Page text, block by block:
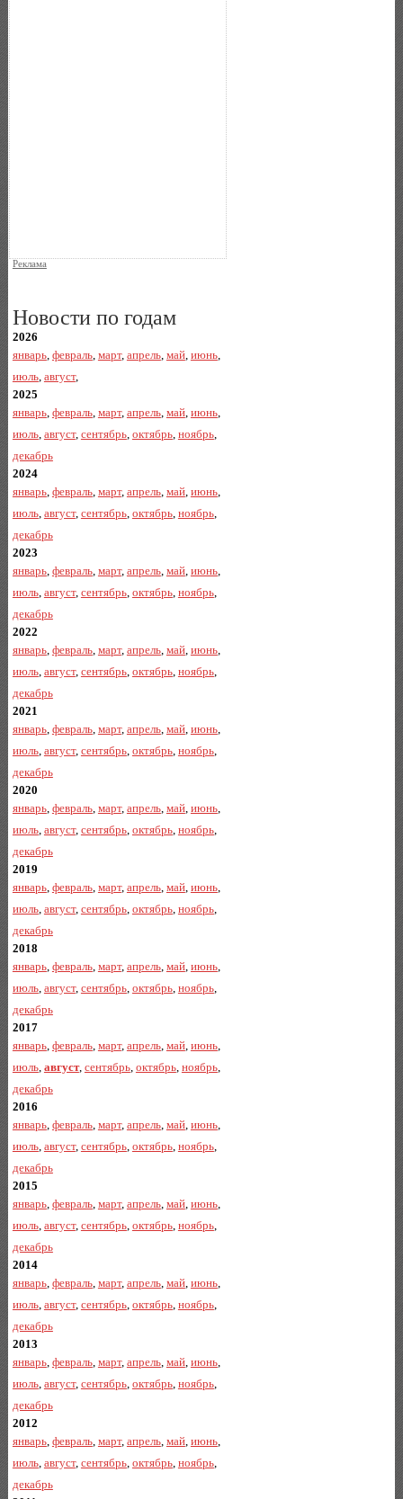
Реклама
Новости по годам
2026
январь, февраль, март, апрель, май, июнь,
июль, август,
2025
январь, февраль, март, апрель, май, июнь,
июль, август, сентябрь, октябрь, ноябрь,
декабрь
2024
январь, февраль, март, апрель, май, июнь,
июль, август, сентябрь, октябрь, ноябрь,
декабрь
2023
январь, февраль, март, апрель, май, июнь,
июль, август, сентябрь, октябрь, ноябрь,
декабрь
2022
январь, февраль, март, апрель, май, июнь,
июль, август, сентябрь, октябрь, ноябрь,
декабрь
2021
январь, февраль, март, апрель, май, июнь,
июль, август, сентябрь, октябрь, ноябрь,
декабрь
2020
январь, февраль, март, апрель, май, июнь,
июль, август, сентябрь, октябрь, ноябрь,
декабрь
2019
январь, февраль, март, апрель, май, июнь,
июль, август, сентябрь, октябрь, ноябрь,
декабрь
2018
январь, февраль, март, апрель, май, июнь,
июль, август, сентябрь, октябрь, ноябрь,
декабрь
2017
январь, февраль, март, апрель, май, июнь,
июль, август, сентябрь, октябрь, ноябрь,
декабрь
2016
январь, февраль, март, апрель, май, июнь,
июль, август, сентябрь, октябрь, ноябрь,
декабрь
2015
январь, февраль, март, апрель, май, июнь,
июль, август, сентябрь, октябрь, ноябрь,
декабрь
2014
январь, февраль, март, апрель, май, июнь,
июль, август, сентябрь, октябрь, ноябрь,
декабрь
2013
январь, февраль, март, апрель, май, июнь,
июль, август, сентябрь, октябрь, ноябрь,
декабрь
2012
январь, февраль, март, апрель, май, июнь,
июль, август, сентябрь, октябрь, ноябрь,
декабрь